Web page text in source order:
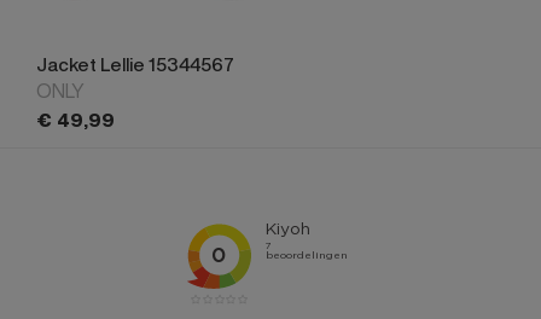
Jacket Lellie 15344567
ONLY
€ 49,99